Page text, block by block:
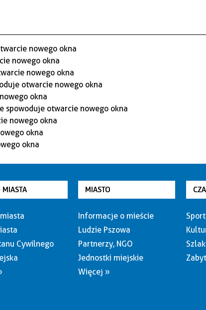
MIASTA
Cywilnego
MIASTO
Informacje o mieście
Ludzie Pszowa
Partnerzy, NGO
Jednostki miejskie
Więcej »
Sport